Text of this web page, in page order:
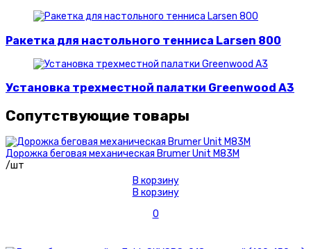
Ракетка для настольного тенниса Larsen 800
Установка трехместной палатки Greenwood A3
Сопутствующие товары
Дорожка беговая механическая Brumer Unit M83M
/шт
В корзину
В корзину
0